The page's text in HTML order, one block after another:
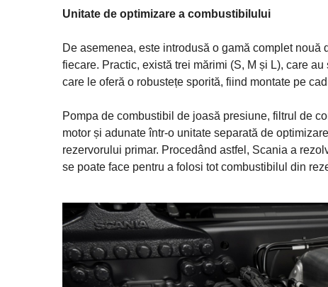
Unitate de optimizare a combustibilului
De asemenea, este introdusă o gamă complet
fiecare. Practic, există trei mărimi (S, M și L), care
care le oferă o robustețe sporită, fiind montate pe
Pompa de combustibil de joasă presiune, filtrul de
motor și adunate într-o unitate separată de
rezervorului primar. Procedând astfel, Scania a
se poate face pentru a folosi tot combustibilul din